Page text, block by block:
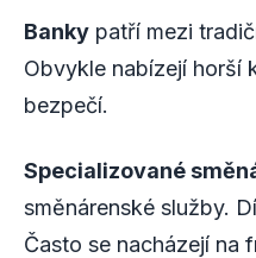
Banky patří mezi
Obvykle nabízejí horší
bezpečí.
Specializované
směnárenské služby.
Často se nacházejí na